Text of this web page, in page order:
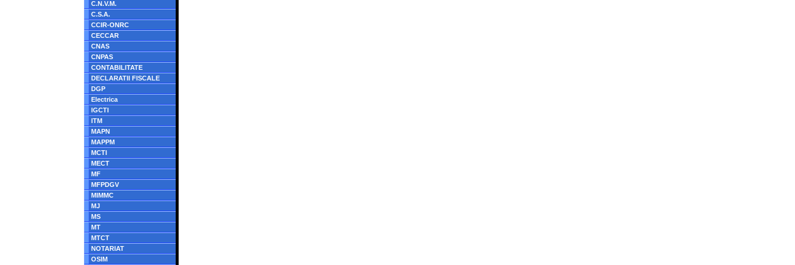
C.N.V.M.
C.S.A.
CCIR-ONRC
CECCAR
CNAS
CNPAS
CONTABILITATE
DECLARATII FISCALE
DGP
Electrica
IGCTI
ITM
MAPN
MAPPM
MCTI
MECT
MF
MFPDGV
MIMMC
MJ
MS
MT
MTCT
NOTARIAT
OSIM